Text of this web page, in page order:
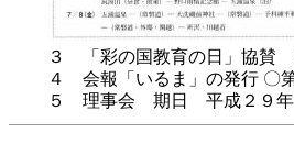
３ 「彩の国教育の日」
４ 会報「いるま」の発行 〇
５ 理事会 期日 平成２９